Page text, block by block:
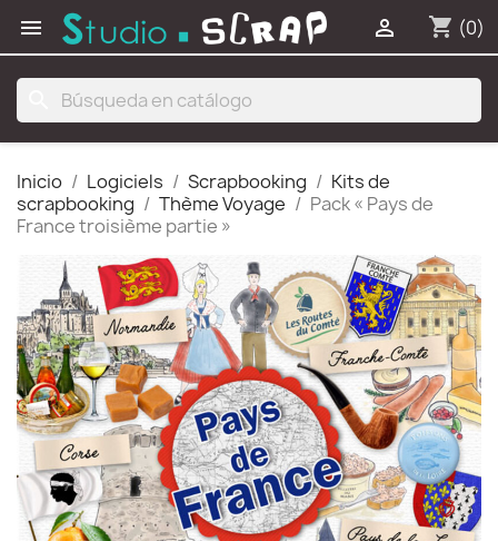
 shopping_cart (0)

Inicio Logiciels Scrapbooking
Kits de
scrapbooking
Thème Voyage
Pack « Pays de
France troisième partie »